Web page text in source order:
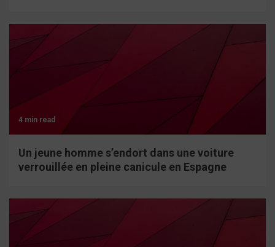
4 min read
Un jeune homme s’endort dans une voiture
verrouillée en pleine canicule en Espagne